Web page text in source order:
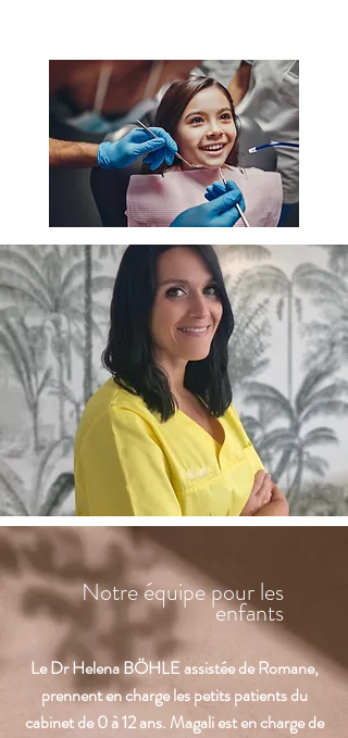
Notre équipe pour les
enfants
Le Dr Helena BÖHLE assistée de Romane,
prennent en charge les petits patients du
cabinet de 0 à 12ans. Magali est en charge de